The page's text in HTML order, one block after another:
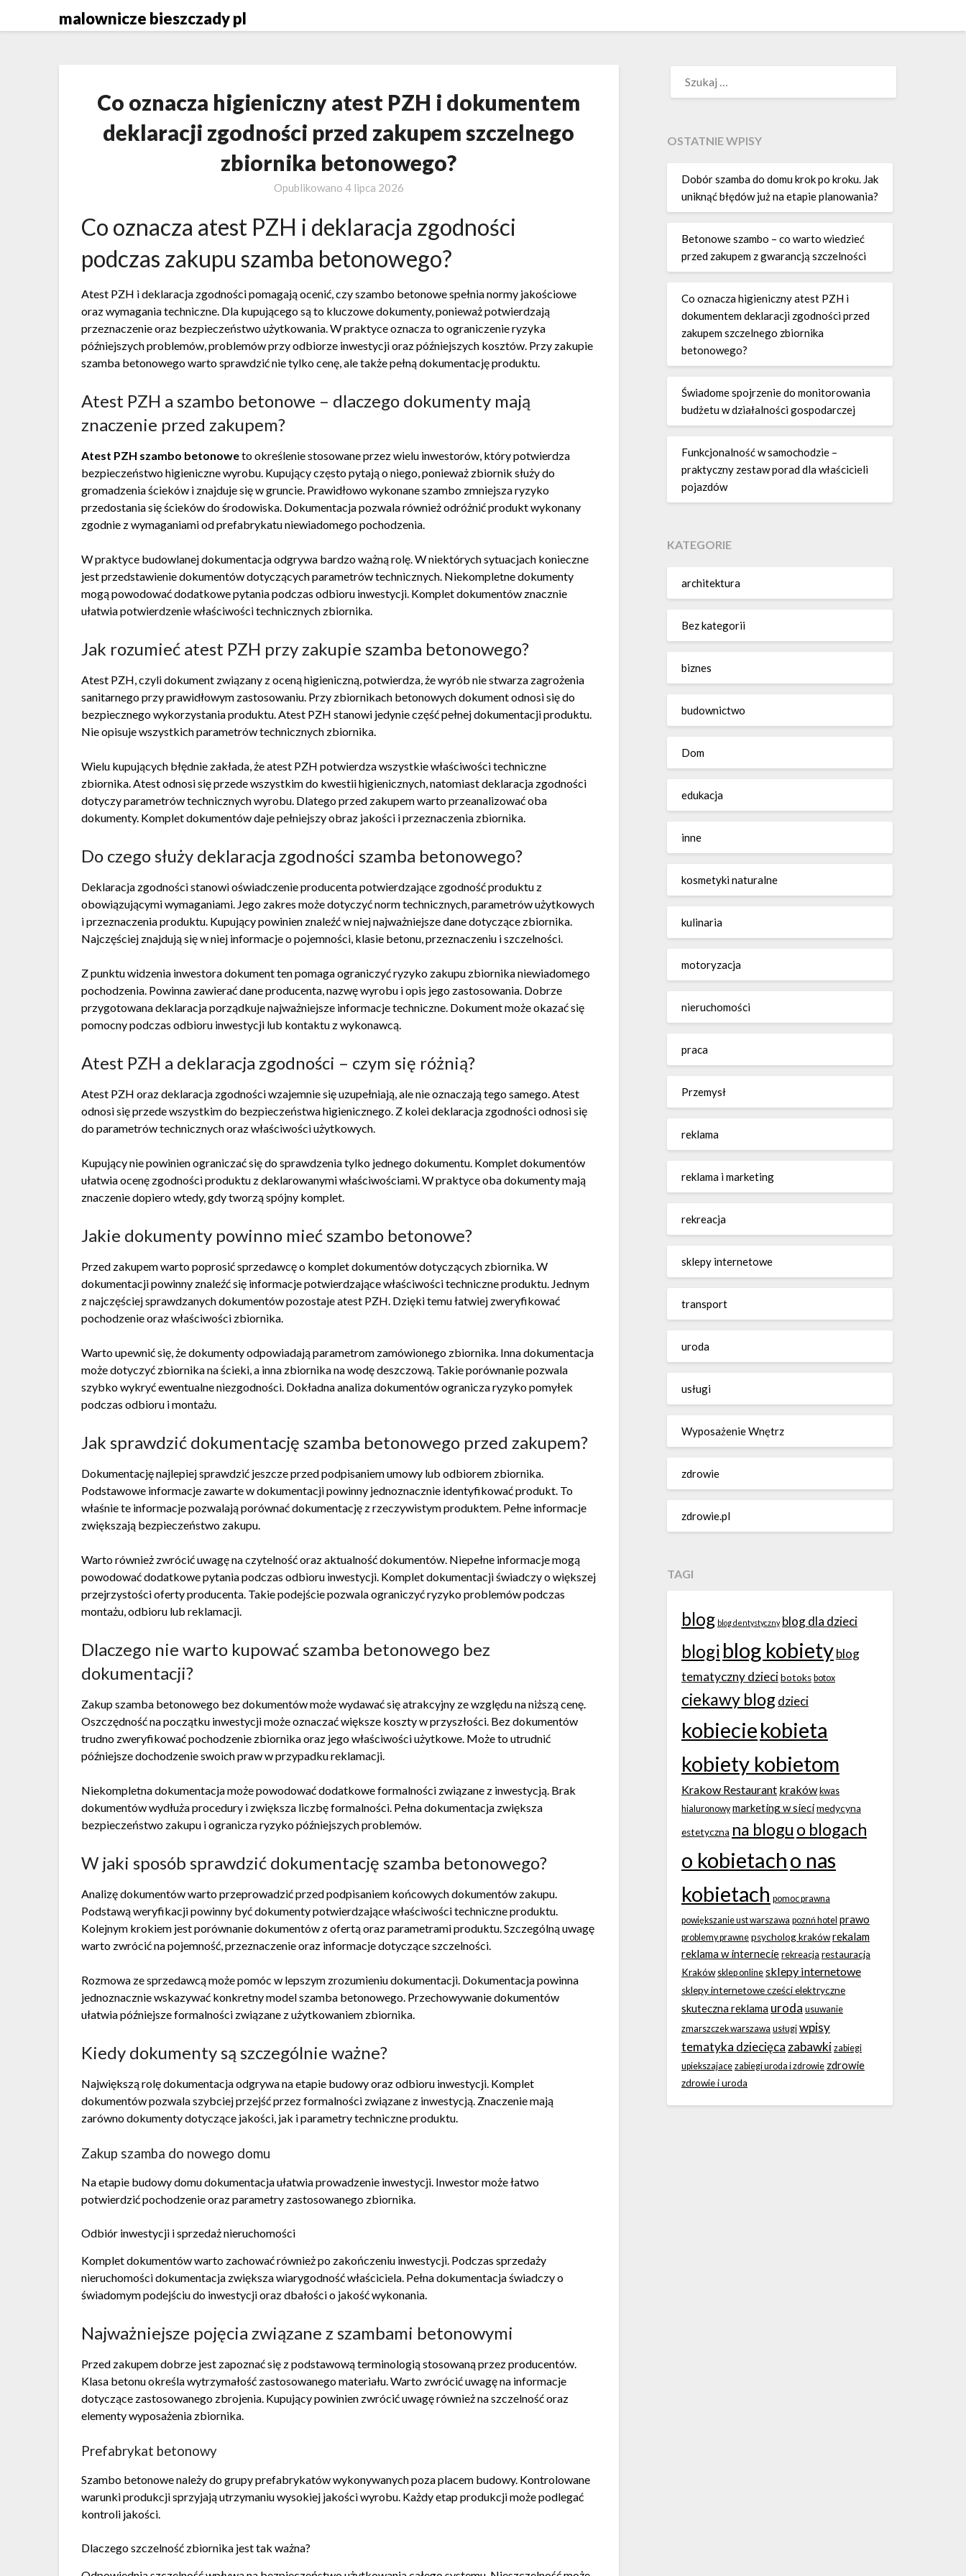
malownicze bieszczady pl
Co oznacza higieniczny atest PZH i dokumentem
deklaracji zgodności przed zakupem szczelnego
zbiornika betonowego?
Opublikowano 4 lipca 2026
Co oznacza atest PZH i deklaracja zgodności
podczas zakupu szamba betonowego?
Atest PZH i deklaracja zgodności pomagają ocenić, czy szambo betonowe spełnia normy jakościowe
oraz wymagania techniczne. Dla kupującego są to kluczowe dokumenty, ponieważ potwierdzają
przeznaczenie oraz bezpieczeństwo użytkowania. W praktyce oznacza to ograniczenie ryzyka
późniejszych problemów, problemów przy odbiorze inwestycji oraz późniejszych kosztów. Przy zakupie
szamba betonowego warto sprawdzić nie tylko cenę, ale także pełną dokumentację produktu.
Atest PZH a szambo betonowe – dlaczego dokumenty mają
znaczenie przed zakupem?
Atest PZH szambo betonoweto określenie stosowane przez wielu inwestorów, który potwierdza
bezpieczeństwo higieniczne wyrobu. Kupujący często pytają o niego, ponieważ zbiornik służy do
gromadzenia ścieków i znajduje się w gruncie. Prawidłowo wykonane szambo zmniejsza ryzyko
przedostania się ścieków do środowiska. Dokumentacja pozwala również odróżnić produkt wykonany
zgodnie z wymaganiami od prefabrykatu niewiadomego pochodzenia.
W praktyce budowlanej dokumentacja odgrywa bardzo ważną rolę. W niektórych sytuacjach konieczne
jest przedstawienie dokumentów dotyczących parametrów technicznych. Niekompletne dokumenty
mogą powodować dodatkowe pytania podczas odbioru inwestycji. Komplet dokumentów znacznie
ułatwia potwierdzenie właściwości technicznych zbiornika.
Jak rozumieć atest PZH przy zakupie szamba betonowego?
Atest PZH, czyli dokument związany z oceną higieniczną, potwierdza, że wyrób nie stwarza zagrożenia
sanitarnego przy prawidłowym zastosowaniu. Przy zbiornikach betonowych dokument odnosi się do
bezpiecznego wykorzystania produktu. Atest PZH stanowi jedynie część pełnej dokumentacji produktu.
Nie opisuje wszystkich parametrów technicznych zbiornika.
Wielu kupujących błędnie zakłada, że atest PZH potwierdza wszystkie właściwości techniczne
zbiornika. Atest odnosi się przede wszystkim do kwestii higienicznych, natomiast deklaracja zgodności
dotyczy parametrów technicznych wyrobu. Dlatego przed zakupem warto przeanalizować oba
dokumenty. Komplet dokumentów daje pełniejszy obraz jakości i przeznaczenia zbiornika.
Do czego służy deklaracja zgodności szamba betonowego?
Deklaracja zgodności stanowi oświadczenie producenta potwierdzające zgodność produktu z
obowiązującymi wymaganiami. Jego zakres może dotyczyć norm technicznych, parametrów użytkowych
i przeznaczenia produktu. Kupujący powinien znaleźć w niej najważniejsze dane dotyczące zbiornika.
Najczęściej znajdują się w niej informacje o pojemności, klasie betonu, przeznaczeniu i szczelności.
Z punktu widzenia inwestora dokument ten pomaga ograniczyć ryzyko zakupu zbiornika niewiadomego
pochodzenia. Powinna zawierać dane producenta, nazwę wyrobu i opis jego zastosowania. Dobrze
przygotowana deklaracja porządkuje najważniejsze informacje techniczne. Dokument może okazać się
pomocny podczas odbioru inwestycji lub kontaktu z wykonawcą.
Atest PZH a deklaracja zgodności – czym się różnią?
Atest PZH oraz deklaracja zgodności wzajemnie się uzupełniają, ale nie oznaczają tego samego. Atest
odnosi się przede wszystkim do bezpieczeństwa higienicznego. Z kolei deklaracja zgodności odnosi się
do parametrów technicznych oraz właściwości użytkowych.
Kupujący nie powinien ograniczać się do sprawdzenia tylko jednego dokumentu. Komplet dokumentów
ułatwia ocenę zgodności produktu z deklarowanymi właściwościami. W praktyce oba dokumenty mają
znaczenie dopiero wtedy, gdy tworzą spójny komplet.
Jakie dokumenty powinno mieć szambo betonowe?
Przed zakupem warto poprosić sprzedawcę o komplet dokumentów dotyczących zbiornika. W
dokumentacji powinny znaleźć się informacje potwierdzające właściwości techniczne produktu. Jednym
z najczęściej sprawdzanych dokumentów pozostaje atest PZH. Dzięki temu łatwiej zweryfikować
pochodzenie oraz właściwości zbiornika.
Warto upewnić się, że dokumenty odpowiadają parametrom zamówionego zbiornika. Inna dokumentacja
może dotyczyć zbiornika na ścieki, a inna zbiornika na wodę deszczową. Takie porównanie pozwala
szybko wykryć ewentualne niezgodności. Dokładna analiza dokumentów ogranicza ryzyko pomyłek
podczas odbioru i montażu.
Jak sprawdzić dokumentację szamba betonowego przed zakupem?
Dokumentację najlepiej sprawdzić jeszcze przed podpisaniem umowy lub odbiorem zbiornika.
Podstawowe informacje zawarte w dokumentacji powinny jednoznacznie identyfikować produkt. To
właśnie te informacje pozwalają porównać dokumentację z rzeczywistym produktem. Pełne informacje
zwiększają bezpieczeństwo zakupu.
Warto również zwrócić uwagę na czytelność oraz aktualność dokumentów. Niepełne informacje mogą
powodować dodatkowe pytania podczas odbioru inwestycji. Komplet dokumentacji świadczy o większej
przejrzystości oferty producenta. Takie podejście pozwala ograniczyć ryzyko problemów podczas
montażu, odbioru lub reklamacji.
Dlaczego nie warto kupować szamba betonowego bez
dokumentacji?
Zakup szamba betonowego bez dokumentów może wydawać się atrakcyjny ze względu na niższą cenę.
Oszczędność na początku inwestycji może oznaczać większe koszty w przyszłości. Bez dokumentów
trudno zweryfikować pochodzenie zbiornika oraz jego właściwości użytkowe. Może to utrudnić
późniejsze dochodzenie swoich praw w przypadku reklamacji.
Niekompletna dokumentacja może powodować dodatkowe formalności związane z inwestycją. Brak
dokumentów wydłuża procedury i zwiększa liczbę formalności. Pełna dokumentacja zwiększa
bezpieczeństwo zakupu i ogranicza ryzyko późniejszych problemów.
W jaki sposób sprawdzić dokumentację szamba betonowego?
Analizę dokumentów warto przeprowadzić przed podpisaniem końcowych dokumentów zakupu.
Podstawą weryfikacji powinny być dokumenty potwierdzające właściwości techniczne produktu.
Kolejnym krokiem jest porównanie dokumentów z ofertą oraz parametrami produktu. Szczególną uwagę
warto zwrócić na pojemność, przeznaczenie oraz informacje dotyczące szczelności.
Rozmowa ze sprzedawcą może pomóc w lepszym zrozumieniu dokumentacji. Dokumentacja powinna
jednoznacznie wskazywać konkretny model szamba betonowego. Przechowywanie dokumentów
ułatwia późniejsze formalności związane z użytkowaniem zbiornika.
Kiedy dokumenty są szczególnie ważne?
Największą rolę dokumentacja odgrywa na etapie budowy oraz odbioru inwestycji. Komplet
dokumentów pozwala szybciej przejść przez formalności związane z inwestycją. Znaczenie mają
zarówno dokumenty dotyczące jakości, jak i parametry techniczne produktu.
Zakup szamba do nowego domu
Na etapie budowy domu dokumentacja ułatwia prowadzenie inwestycji. Inwestor może łatwo
potwierdzić pochodzenie oraz parametry zastosowanego zbiornika.
Odbiór inwestycji i sprzedaż nieruchomości
Komplet dokumentów warto zachować również po zakończeniu inwestycji. Podczas sprzedaży
nieruchomości dokumentacja zwiększa wiarygodność właściciela. Pełna dokumentacja świadczy o
świadomym podejściu do inwestycji oraz dbałości o jakość wykonania.
Najważniejsze pojęcia związane z szambami betonowymi
Przed zakupem dobrze jest zapoznać się z podstawową terminologią stosowaną przez producentów.
Klasa betonu określa wytrzymałość zastosowanego materiału. Warto zwrócić uwagę na informacje
dotyczące zastosowanego zbrojenia. Kupujący powinien zwrócić uwagę również na szczelność oraz
elementy wyposażenia zbiornika.
Prefabrykat betonowy
Szambo betonowe należy do grupy prefabrykatów wykonywanych poza placem budowy. Kontrolowane
warunki produkcji sprzyjają utrzymaniu wysokiej jakości wyrobu. Każdy etap produkcji może podlegać
kontroli jakości.
Dlaczego szczelność zbiornika jest tak ważna?
OSTATNIE WPISY
Dobór szamba do domu krok po kroku. Jak
uniknąć błędów już na etapie planowania?
Betonowe szambo – co warto wiedzieć
przed zakupem z gwarancją szczelności
Co oznacza higieniczny atest PZH i
dokumentem deklaracji zgodności przed
zakupem szczelnego zbiornika
betonowego?
Świadome spojrzenie do monitorowania
budżetu w działalności gospodarczej
Funkcjonalność w samochodzie –
praktyczny zestaw porad dla właścicieli
pojazdów
KATEGORIE
architektura
Bez kategorii
biznes
budownictwo
Dom
edukacja
inne
kosmetyki naturalne
kulinaria
motoryzacja
nieruchomości
praca
Przemysł
reklama
reklama i marketing
rekreacja
sklepy internetowe
transport
uroda
usługi
Wyposażenie Wnętrz
zdrowie
zdrowie.pl
TAGI
blog blog dentystyczny blog dla dzieci
blogi blog kobietyblog
tematyczny dziecibotoks botox
ciekawy blog dzieci
kobieciekobieta
kobiety kobietom
Krakow Restaurant kraków kwas
hialuronowy marketing w siecimedycyna
estetyczna na blogu o blogach
o kobietacho nas
kobietach pomoc prawna
powiększanie ust warszawa poznń hotel prawo
problemy prawne psycholog krakówrekalam
reklama w internecie rekreacja restauracja
Kraków sklep online sklepy internetowe
sklepy internetowe cześci elektryczne
skuteczna reklama uroda usuwanie
zmarszczek warszawa usługi wpisy
tematyka dziecięca zabawki zabiegi
upiekszajace zabiegi uroda i zdrowie zdrowie
zdrowie i uroda